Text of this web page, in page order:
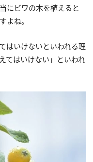
にビワの木を植えると
よね。
はいけないといわれる理
てはいけない」といわれ